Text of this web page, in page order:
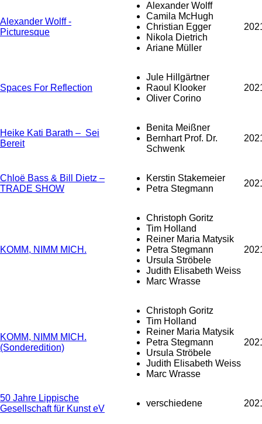
Alexander Wolff -
Picturesque
Alexander Wolff
Camila McHugh
Christian Egger
Nikola Dietrich
Ariane Müller
Spaces For Reflection
Jule Hillgärtner
Raoul Klooker
Oliver Corino
Heike Kati Barath – Sei
Bereit
Benita Meißner
Bernhart Prof. Dr.
Schwenk
Chloë Bass & Bill Dietz –
TRADE SHOW
Kerstin Stakemeier
Petra Stegmann
KOMM, NIMM MICH.
Christoph Goritz
Tim Holland
Reiner Maria Matysik
Petra Stegmann
Ursula Ströbele
Judith Elisabeth Weiss
Marc Wrasse
KOMM, NIMM MICH.
(Sonderedition)
Christoph Goritz
Tim Holland
Reiner Maria Matysik
Petra Stegmann
Ursula Ströbele
Judith Elisabeth Weiss
Marc Wrasse
50 Jahre Lippische
Gesellschaft für Kunst eV
verschiedene